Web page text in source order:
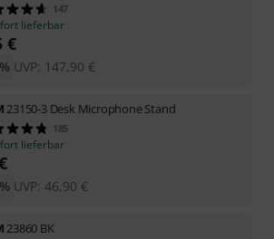
147
lieferbar
€
UVP: 147,90 €
23150-3 Desk Microphone Stand
185
lieferbar
UVP: 46,90 €
23860 BK